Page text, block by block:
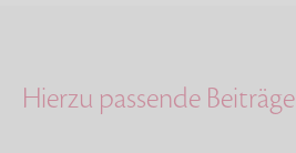
Hierzu passende Beiträge